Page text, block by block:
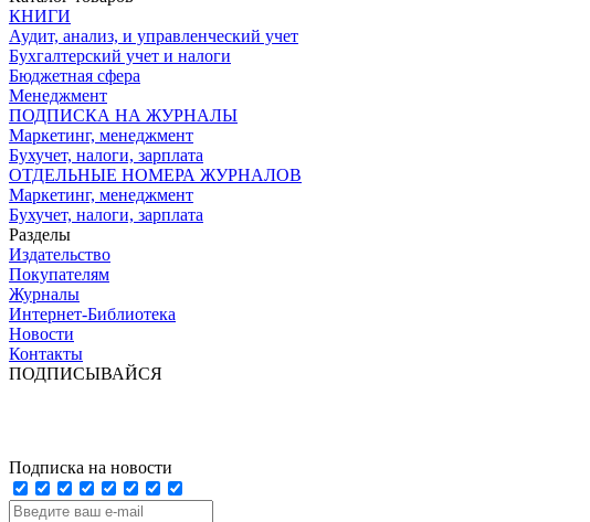
КНИГИ
Аудит, анализ, и управленческий учет
Бухгалтерский учет и налоги
Бюджетная сфера
Менеджмент
ПОДПИСКА НА ЖУРНАЛЫ
Маркетинг, менеджмент
Бухучет, налоги, зарплата
ОТДЕЛЬНЫЕ НОМЕРА ЖУРНАЛОВ
Маркетинг, менеджмент
Бухучет, налоги, зарплата
Разделы
Издательство
Покупателям
Журналы
Интернет-Библиотека
Новости
Контакты
ПОДПИСЫВАЙСЯ
Подписка на новости